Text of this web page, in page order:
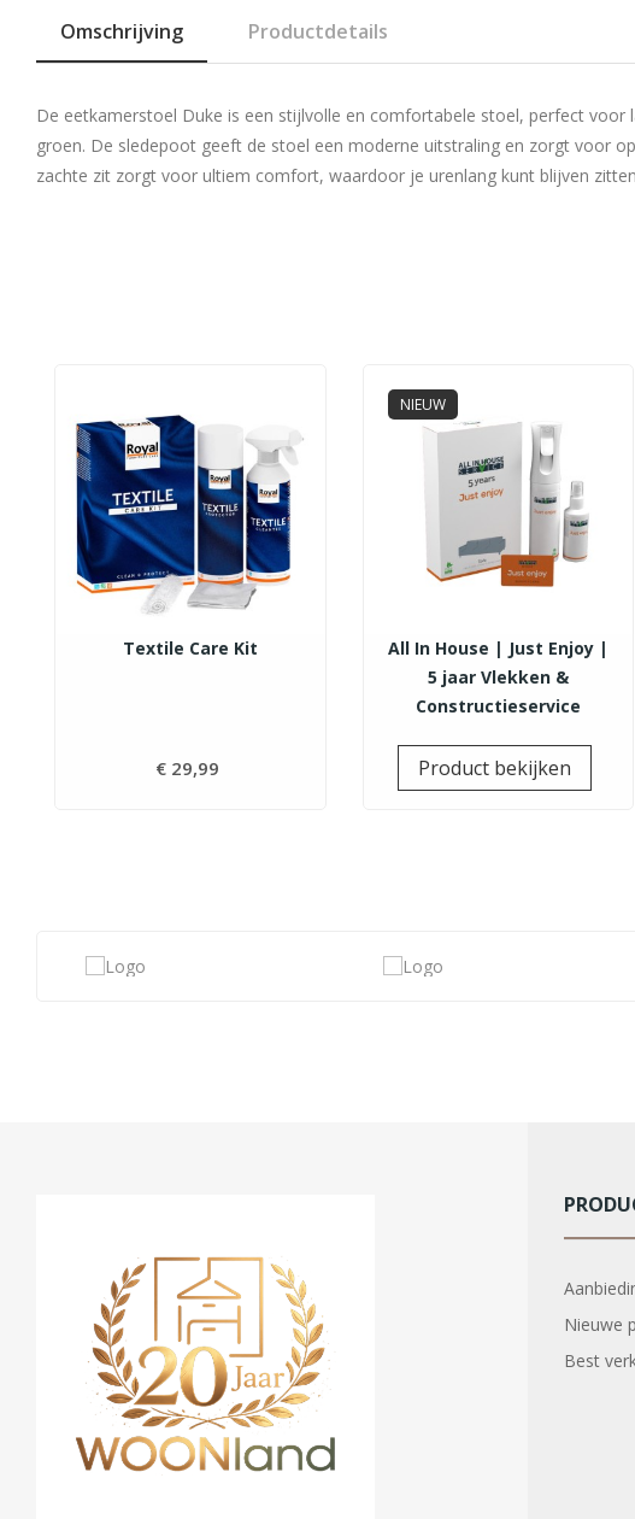
Omschrijving Productdetails
De eetkamerstoel Duke is een stijlvolle en comfortabele stoel, perfect
groen. De sledepoot geeft de stoel een moderne uitstraling en zorgt voor
zachte zit zorgt voor ultiem comfort, waardoor je urenlang kunt blijven
Textile Care Kit
€ 29,99
NIEUW
All In House | Just Enjoy |
5 jaar Vlekken &
Constructieservice
Product bekijken
Nieuwe
Best